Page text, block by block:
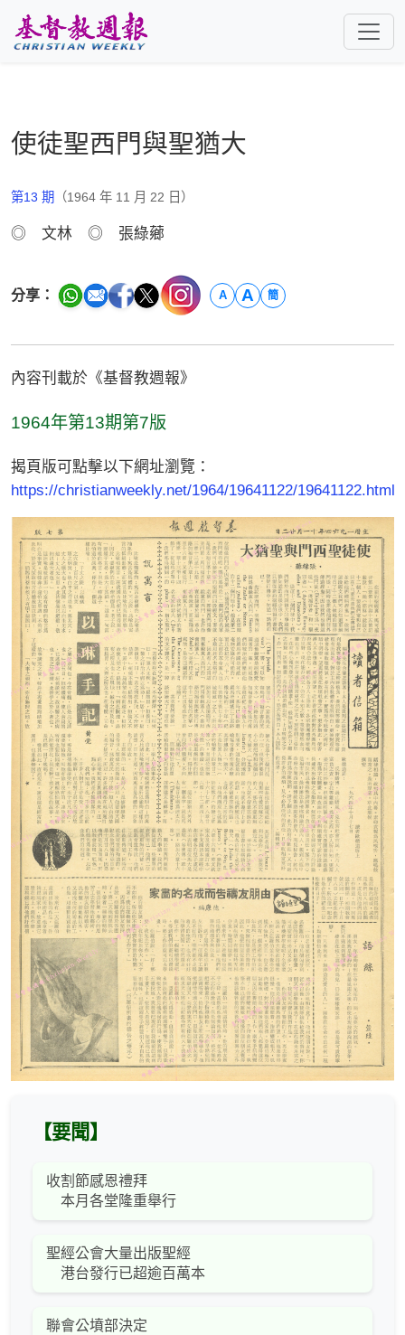
使徒聖西門與聖猶大
第13 期 （1964 年 11 月 22 日）
◎ 文林 ◎ 張綠薌
分享： A A 簡
內容刊載於《基督教週報》
1964年第13期第7版
揭頁版可點擊以下網址瀏覽：
https://christianweekly.net/1964/19641122/19641122.html
【要聞】
收割節感恩禮拜
本月各堂隆重舉行
聖經公會大量出版聖經
港台發行已超逾百萬本
聯會公墳部決定